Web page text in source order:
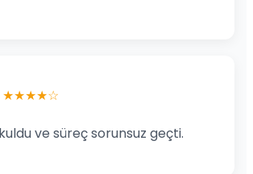
★★★★☆
ve süreç sorunsuz geçti.